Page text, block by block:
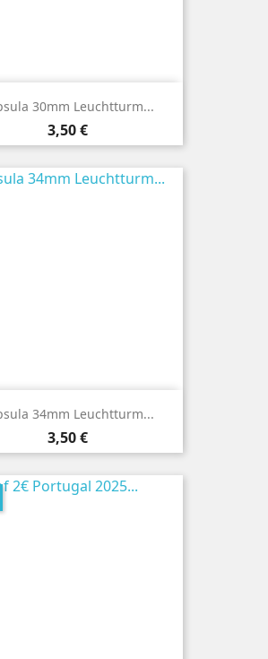
30mm Leuchtturm...
Preço
3,50 €
34mm Leuchtturm...
Preço
3,50 €